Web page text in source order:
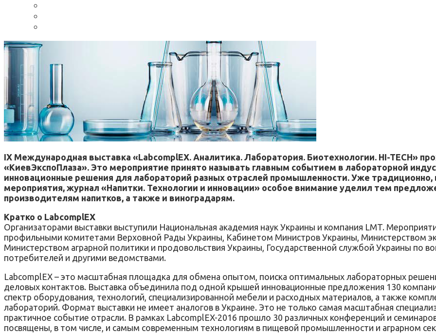
IX Международная выставка «LabcomplEX. Аналитика. Лаборатория. Биотехнологии. HI-TECH»
«КиевЭкспоПлаза». Это мероприятие принято называть главным событием в лабораторной
инновационные решения для лабораторий разных отраслей промышленности. Уже
мероприятия, журнал «Напитки. Технологии и инновации» особое внимание уделил тем
производителям напитков, а также и виноградарям.
Кратко о LabcomplEX
Организаторами выставки выступили Национальная академия наук Украины и компания LMT.
профильными комитетами Верховной Рады Украины, Кабинетом Министров Украины, Министерством
Министерством аграрной политики и продовольствия Украины, Государственной службой Украины по
потребителей и другими ведомствами.
LabcomplEX – это масштабная площадка для обмена опытом, поиска оптимальных лабораторных
деловых контактов. Выставка объединила под одной крышей инновационные предложения 130
спектр оборудования, технологий, специализированной мебели и расходных материалов, а также
лабораторий. Формат выставки не имеет аналогов в Украине. Это не только самая масштабная
практичное событие отрасли. В рамках LabcomplEX-2016 прошло 30 различных конференций и
посвящены, в том числе, и самым современным технологиям в пищевой промышленности и аграрном